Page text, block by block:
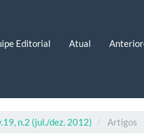
Editorial Atual
n.2 (jul./dez. 2012) Artigos